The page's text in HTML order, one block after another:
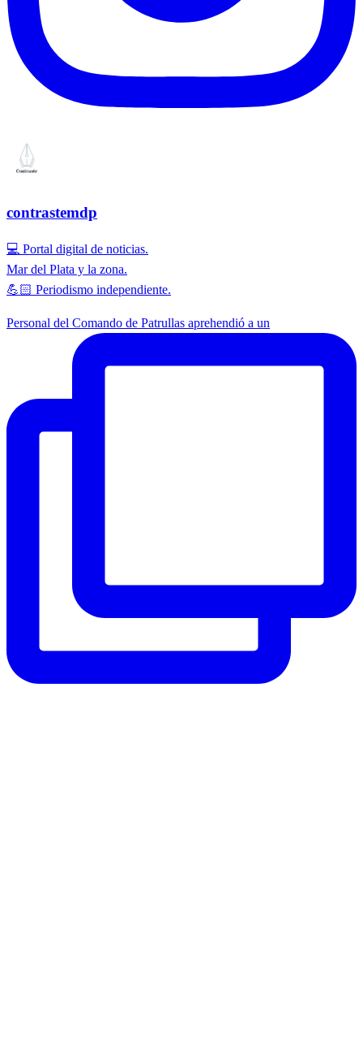
contrastemdp
💻 Portal digital de noticias.
Mar del Plata y la zona.
💪🏻 Periodismo independiente.
Personal del Comando de Patrullas aprehendió a un